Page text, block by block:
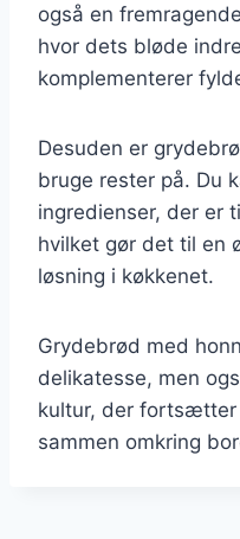
også en
hvor dets bløde
komplementerer
Desuden er
bruge rester på. Du
ingredienser, der er
hvilket gør det til en
løsning i køkkenet.
Grydebrød med
delikatesse, men
kultur, der
sammen omkring